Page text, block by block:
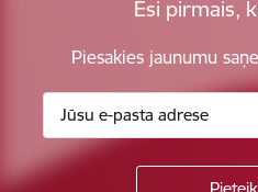
Esi pirmais,
Piesakies jaunumu